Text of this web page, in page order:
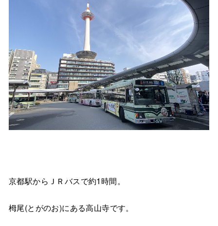
京都駅からＪＲバスで約1時間。
栂尾(とがのお)にある高山寺です。